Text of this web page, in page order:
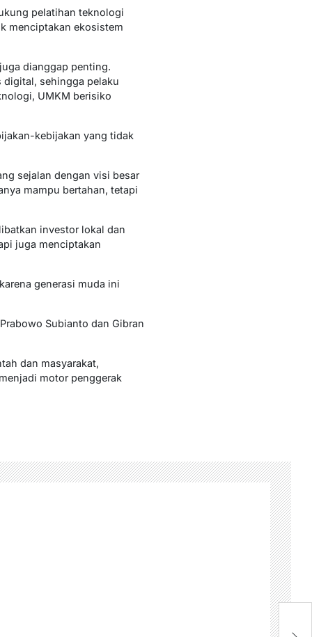
pelatihan teknologi
menciptakan ekosistem
dianggap penting.
digital, sehingga pelaku
UMKM berisiko
kebijakan yang tidak
sejalan dengan visi besar
mampu bertahan, tetapi
investor lokal dan
juga menciptakan
generasi muda ini
Subianto dan Gibran
dan masyarakat,
motor penggerak